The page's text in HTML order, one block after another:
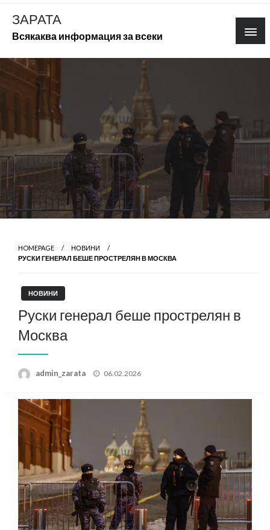
Skip
content
ЗАРАТА
Всякаква информация за всеки
HOMEPAGE
НОВИНИ
РУСКИ ГЕНЕРАЛ БЕШЕ ПРОСТРЕЛЯН В МОСКВА
НОВИНИ
Руски генерал беше прострелян в
Москва
admin_zarata
Posted
06.02.2026